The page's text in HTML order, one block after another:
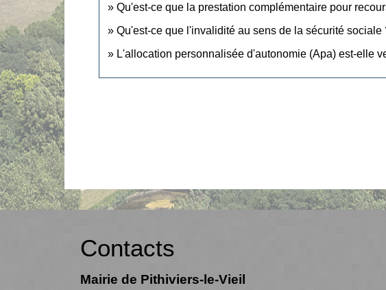
Qu'est-ce que la prestation complémentaire pour
Qu'est-ce que l'invalidité au sens de la sécurité sociale
L'allocation personnalisée d'autonomie (Apa) est-elle
Contacts
Mairie de Pithiviers-le-Vieil